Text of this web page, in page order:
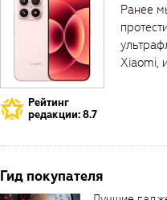
Рейтинг
редакции: 8.7
Ранее
Xiaomi,
Гид покупателя